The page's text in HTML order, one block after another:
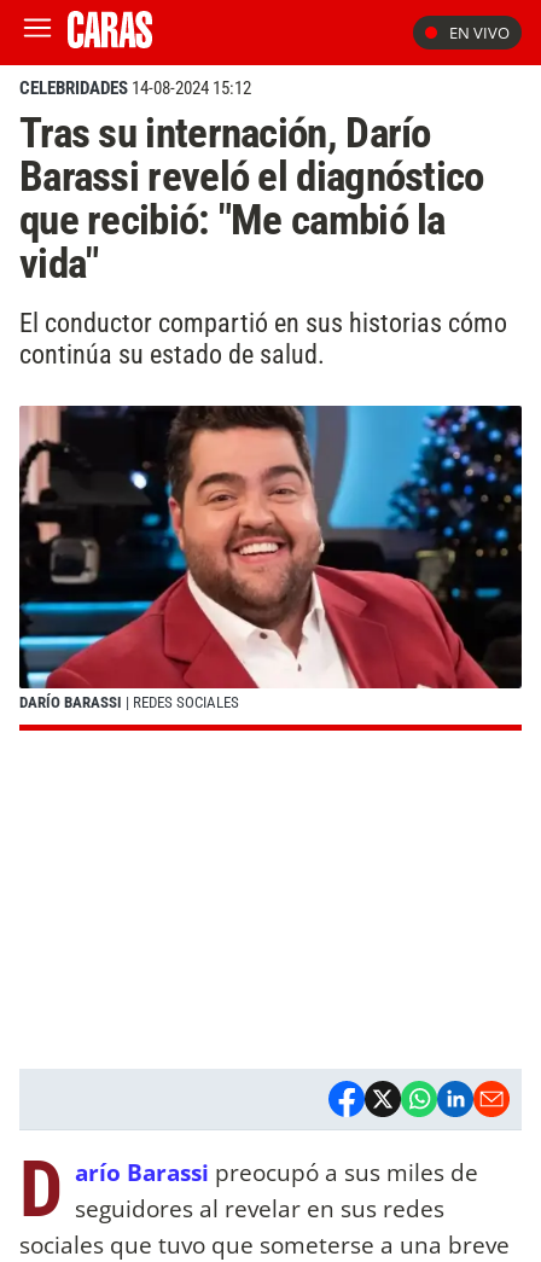
EN VIVO
CELEBRIDADES 14-08-2024 15:12
Tras su internación, Darío
Barassi reveló el diagnóstico
que recibió: "Me cambió la
vida"
El conductor compartió en sus historias cómo
continúa su estado de salud.
DARÍO BARASSI | REDES SOCIALES
D arío Barassi preocupó a sus miles de
seguidores al revelar en sus redes
sociales que tuvo que someterse a una breve